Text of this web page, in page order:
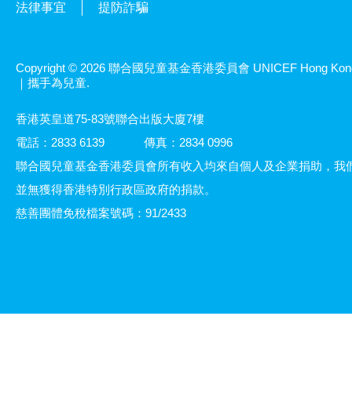
法律事宜 提防詐騙
Copyright © 2026 聯合國兒童基金香港委員會 UNICEF Hong
｜攜手為兒童.
香港英皇道75-83號聯合出版大廈7樓
電話：2833 6139
傳真：2834 0996
聯合國兒童基金香港委員會所有收入均來自個人及企業捐助，我
並無獲得香港特別行政區政府的捐款。
慈善團體免稅檔案號碼：91/2433